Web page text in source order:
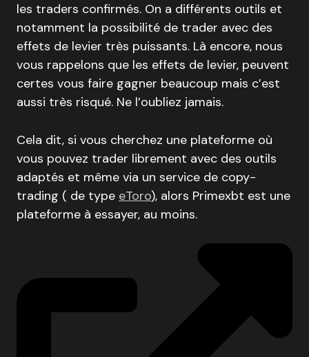
les traders confirmés. On a différents outils et
notamment la possibilité de trader avec des
effets de levier très puissants. Là encore, nous
vous rappelons que les effets de levier, peuvent
certes vous faire gagner beaucoup mais c’est
aussi très risqué. Ne l’oubliez jamais.
Cela dit, si vous cherchez une plateforme où
vous pouvez trader librement avec des outils
adaptés et même via un service de copy-
trading ( de type eToro), alors Primexbt est une
plateforme à essayer, au moins.